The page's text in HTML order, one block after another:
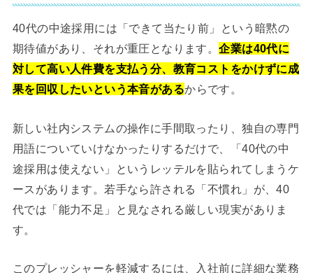
40代の中途採用には「できて当たり前」という暗黙の
期待値があり、それが重圧となります。企業は40代に
対して高い人件費を支払う分、教育コストをかけずに成
果を回収したいという本音があるからです。
新しい社内システムの操作に手間取ったり、独自の専門
用語についていけなかったりするだけで、「40代の中
途採用は使えない」というレッテルを貼られてしまうケ
ースがあります。若手なら許される「不慣れ」が、40
代では「能力不足」と見なされる厳しい現実がありま
す。
このプレッシャーを軽減するには、入社前に詳細な業務